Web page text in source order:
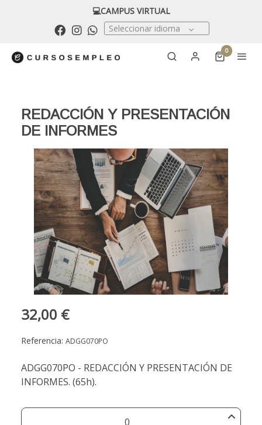
💻CAMPUS VIRTUAL
Seleccionar idioma
0
REDACCIÓN Y PRESENTACIÓN
DE INFORMES
32,00 €
Referencia: ADGG070PO
ADGG070PO - REDACCIÓN Y PRESENTACIÓN DE
INFORMES. (65h).